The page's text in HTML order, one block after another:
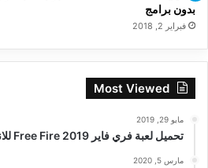
بدون برامج
فبراير 2, 2018
Most Viewed
مايو 29, 2019
تحميل لعبة فري فاير Free Fire 2019 للاندرويد والكمبيوتر مجانا
مارس 5, 2020